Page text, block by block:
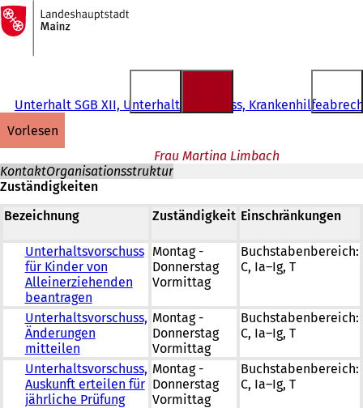
Inhalt anspringen
Zur
Startseite
Unterhalt SGB XII, Unterhaltsvorschuss,
vorlesen
Frau Martina Limbach
KontaktOrganisationsstruktur
Zuständigkeiten
Bezeichnung
Zuständigkeit Einschränkungen
Unterhaltsvorschuss
für Kinder von
Alleinerziehenden
beantragen
Montag -
Donnerstag
Vormittag
Buchstabenbereich:
C, Ia–Ig, T
Unterhaltsvorschuss,
Änderungen
mitteilen
Montag -
Donnerstag
Vormittag
Buchstabenbereich:
C, Ia–Ig, T
Unterhaltsvorschuss,
Auskunft erteilen für
jährliche Prüfung
Montag -
Donnerstag
Vormittag
Buchstabenbereich:
C, Ia–Ig, T